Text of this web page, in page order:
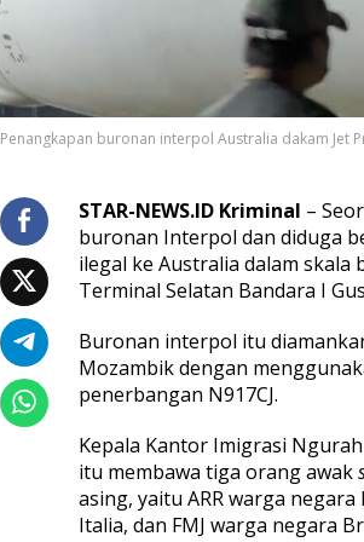
o
n
I
e
r
p
o
s
a
l
A
s
t
r
a
l
Penangkapan buronan interpol Australia dakam Jet
STAR-NEWS.ID Kriminal –
buronan Interpol dan diduga
ilegal ke Australia dalam
Terminal Selatan Bandara I
Buronan interpol itu
Mozambik dengan
penerbangan N917CJ.
Kepala Kantor Imigrasi
itu membawa tiga orang awak
asing, yaitu ARR warga
Italia, dan FMJ warga negara